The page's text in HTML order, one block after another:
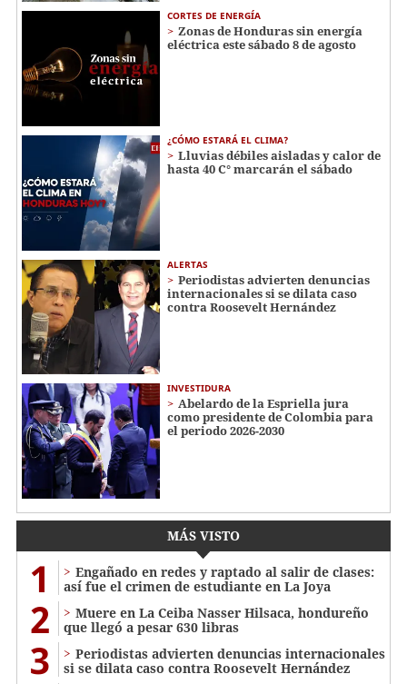
CORTES DE ENERGÍA
Zonas de Honduras sin energía
eléctrica este sábado 8 de agosto
¿CÓMO ESTARÁ EL CLIMA?
Lluvias débiles aisladas y calor de
hasta 40 C° marcarán el sábado
ALERTAS
Periodistas advierten denuncias
internacionales si se dilata caso
contra Roosevelt Hernández
INVESTIDURA
Abelardo de la Espriella jura
como presidente de Colombia para
el periodo 2026-2030
MÁS VISTO
1
Engañado en redes y raptado al salir de clases:
así fue el crimen de estudiante en La Joya
2
Muere en La Ceiba Nasser Hilsaca, hondureño
que llegó a pesar 630 libras
3
Periodistas advierten denuncias internacionales
si se dilata caso contra Roosevelt Hernández